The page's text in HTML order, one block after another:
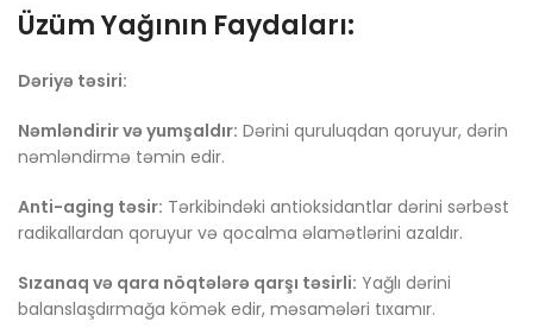
Üzüm Yağının Faydaları:
Dəriyə təsiri:
Nəmləndirir və yumşaldır: Dərini quruluqdan qoruyur, dərin
nəmləndirmə təmin edir.
Anti-aging təsir: Tərkibindəki antioksidantlar dərini sərbəst
radikallardan qoruyur və qocalma əlamətlərini azaldır.
Sızanaq və qara nöqtələrə qarşı təsirli: Yağlı dərini
balanslaşdırmağa kömək edir, məsamələri tıxamır.